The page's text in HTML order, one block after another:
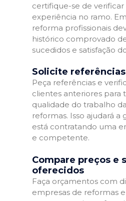
certifique-se de
experiência no ramo.
reforma profissionais
histórico comprovado
sucedidos e satisfação
Solicite
Peça referências e
clientes anteriores para
qualidade do trabalho
reformas. Isso ajudará a
está contratando uma
e competente.
Compare preços e
oferecidos
Faça orçamentos com
empresas de reformas